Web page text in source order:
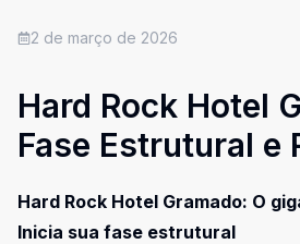
2 de março de 2026
Hard Rock Hotel
Fase Estrutural e
Hard Rock Hotel Gramado: O
Inicia sua fase estrutural